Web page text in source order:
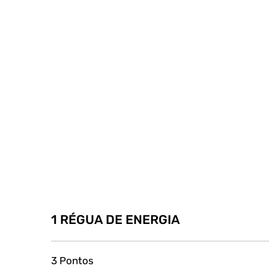
1 RÉGUA DE ENERGIA
3 Pontos